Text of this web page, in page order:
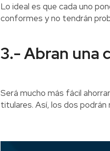
Lo ideal es que cada uno
conformes y no tendrán
3.- Abran una
Será mucho más fácil
titulares. Así, los dos